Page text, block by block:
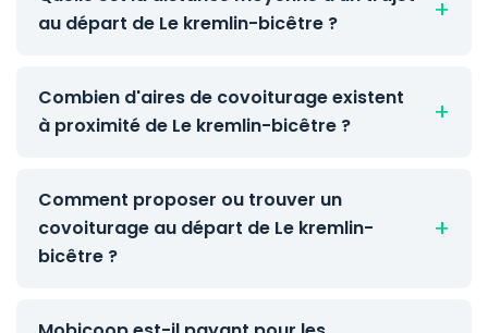
au départ de Le kremlin-bicêtre ?
Combien d'aires de covoiturage existent
à proximité de Le kremlin-bicêtre ?
Comment proposer ou trouver un
covoiturage au départ de Le kremlin-
bicêtre ?